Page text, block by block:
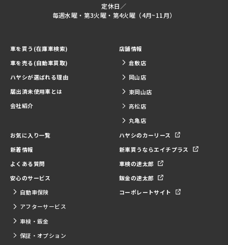
定休日／
毎週水曜・第3火曜・第4火曜（4月~11月）
車を買う(在庫車検索)
車を売る(自動車買取)
ハヤシが選ばれる理由
届出済未使用車とは
会社紹介
店舗情報
倉敷店
岡山店
東岡山店
高松店
丸亀店
お気に入り一覧
新着情報
よくある質問
安心のサービス
自動車保険
アフターサービス
車検・鈑金
保証・オプション
ハヤシのカーリース
新車買うならエイチプラス
車検の速太郎
鈑金の速太郎
コーポレートサイト